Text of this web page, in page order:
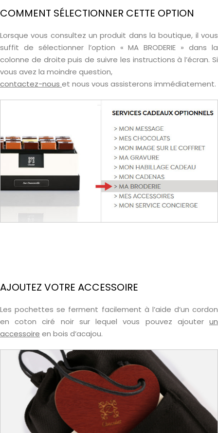
COMMENT SÉLECTIONNER CETTE OPTION
Lorsque vous consultez un produit dans la boutique, il vous
suffit de sélectionner l’option « MA BRODERIE » dans la
colonne de droite puis de suivre les instructions à l’écran. Si
vous avez la moindre question,
contactez-nous et nous vous assisterons immédiatement.
AJOUTEZ VOTRE ACCESSOIRE
Les pochettes se ferment facilement à l’aide d’un cordon
en coton ciré noir sur lequel vous pouvez ajouter un
accessoire en bois d’acajou.